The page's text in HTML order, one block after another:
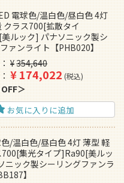
電球色/温白色/昼白色 4灯
クラス700[拡散タイ
ルック] パナソニック製シ
ァンライト【PHB020】
¥354,640
¥174,022 税込
お気に入りに追加
/温白色/昼白色 4灯 薄型 軽
700[集光タイプ]Ra90[美ルッ
ニック製シーリングファンラ
】